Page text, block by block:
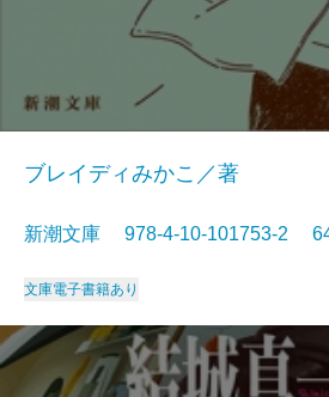
ブレイディみかこ／著
新潮文庫 978-4-10-101753-2
文庫電子書籍あり